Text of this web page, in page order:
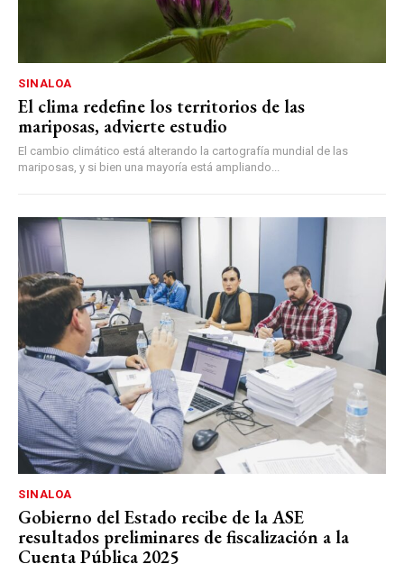
SINALOA
El clima redefine los territorios de las
mariposas, advierte estudio
El cambio climático está alterando la cartografía mundial de las
mariposas, y si bien una mayoría está ampliando...
SINALOA
Gobierno del Estado recibe de la ASE
resultados preliminares de fiscalización a la
Cuenta Pública 2025